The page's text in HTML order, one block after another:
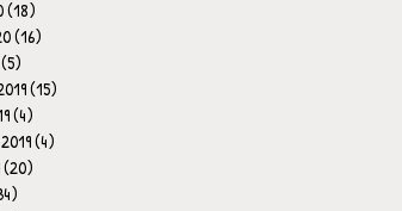
(18)
(16)
(5)
(15)
(4)
(4)
(20)